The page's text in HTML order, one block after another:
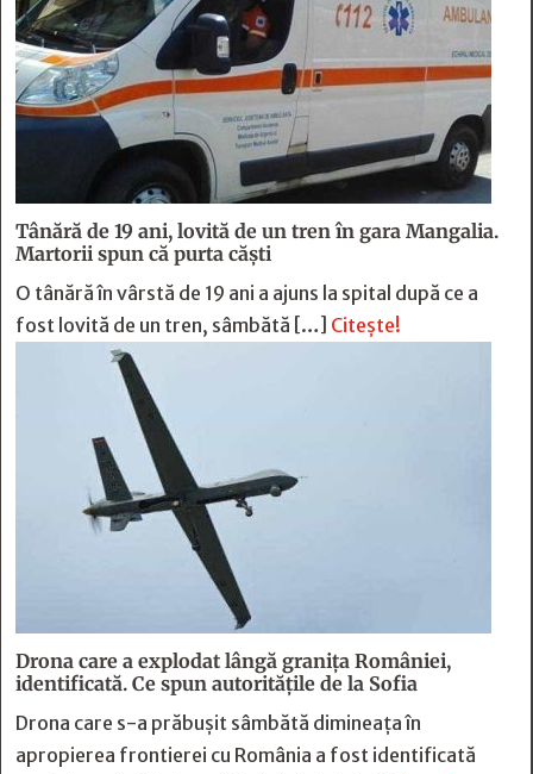
Tânără de 19 ani, lovită de un tren în gara Mangalia.
Martorii spun că purta căști
O tânără în vârstă de 19 ani a ajuns la spital după ce a
fost lovită de un tren, sâmbătă […] Citește!
Drona care a explodat lângă granița României,
identificată. Ce spun autoritățile de la Sofia
Drona care s-a prăbușit sâmbătă dimineața în
apropierea frontierei cu România a fost identificată